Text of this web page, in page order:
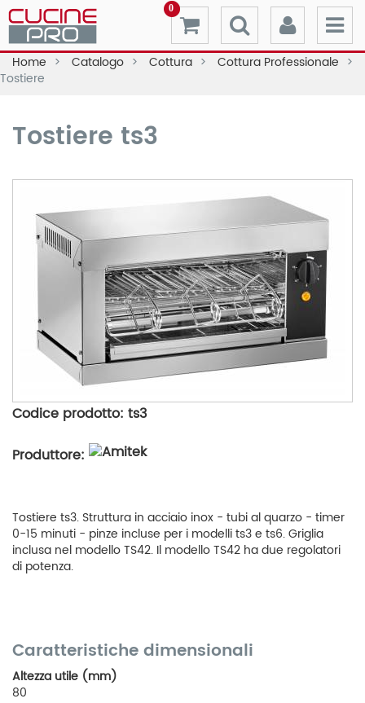
0
Home Catalogo Cottura
Cottura Professionale
Tostiere
Tostiere ts3
Codice prodotto: ts3
Produttore:
Tostiere ts3. Struttura in acciaio inox - tubi al quarzo - timer
0-15 minuti - pinze incluse per i modelli ts3 e ts6. Griglia
inclusa nel modello TS42. Il modello TS42 ha due regolatori
di potenza.
Caratteristiche dimensionali
Altezza utile (mm)
80